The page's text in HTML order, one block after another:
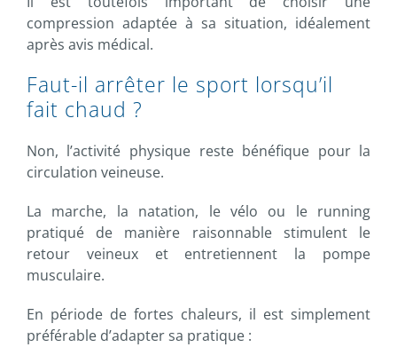
compression adaptée à sa situation, idéalement
après avis médical.
Faut-il arrêter le sport lorsqu’il
fait chaud ?
Non, l’activité physique reste bénéfique pour la
circulation veineuse.
La marche, la natation, le vélo ou le running
pratiqué de manière raisonnable stimulent le
retour veineux et entretiennent la pompe
musculaire.
En période de fortes chaleurs, il est simplement
préférable d’adapter sa pratique :